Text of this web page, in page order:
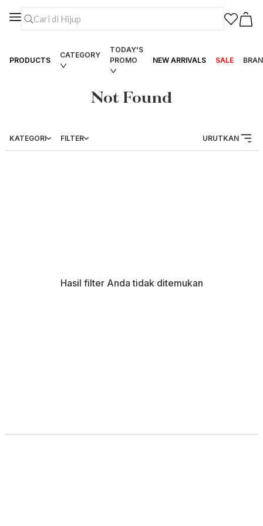
PRODUCTS
CATEGORY
TODAY'S
PROMO
NEW ARRIVALS SALE
Not Found
KATEGORI FILTER URUTKAN
Hasil filter Anda tidak ditemukan